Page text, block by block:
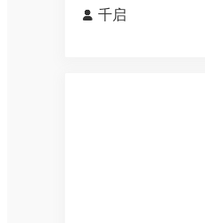
 千启